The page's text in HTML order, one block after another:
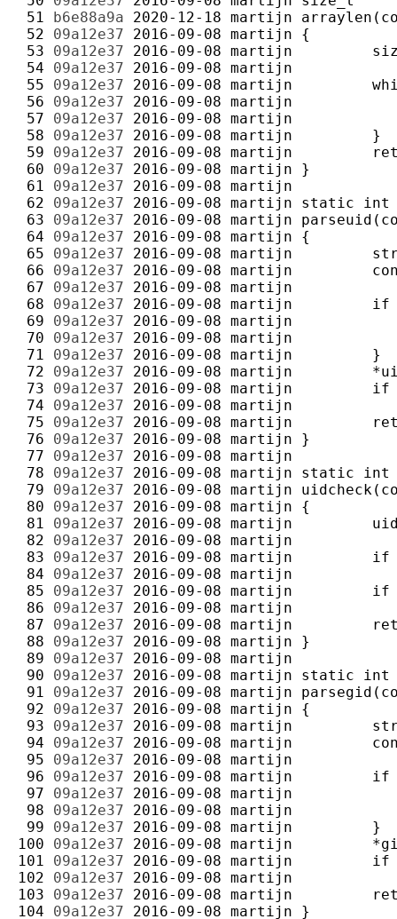
51 b6e88a9a 2020-12-18 martijn
52 09a12e37 2016-09-08 martijn
53 09a12e37 2016-09-08 martijn
54 09a12e37 2016-09-08 martijn
55 09a12e37 2016-09-08 martijn
56 09a12e37 2016-09-08 martijn
57 09a12e37 2016-09-08 martijn
58 09a12e37 2016-09-08 martijn
59 09a12e37 2016-09-08 martijn
60 09a12e37 2016-09-08 martijn
61 09a12e37 2016-09-08 martijn
62 09a12e37 2016-09-08 martijn
63 09a12e37 2016-09-08 martijn
64 09a12e37 2016-09-08 martijn
65 09a12e37 2016-09-08 martijn
66 09a12e37 2016-09-08 martijn
67 09a12e37 2016-09-08 martijn
68 09a12e37 2016-09-08 martijn
69 09a12e37 2016-09-08 martijn
70 09a12e37 2016-09-08 martijn
71 09a12e37 2016-09-08 martijn
72 09a12e37 2016-09-08 martijn
73 09a12e37 2016-09-08 martijn
74 09a12e37 2016-09-08 martijn
75 09a12e37 2016-09-08 martijn
76 09a12e37 2016-09-08 martijn
77 09a12e37 2016-09-08 martijn
78 09a12e37 2016-09-08 martijn
79 09a12e37 2016-09-08 martijn
80 09a12e37 2016-09-08 martijn
81 09a12e37 2016-09-08 martijn
82 09a12e37 2016-09-08 martijn
83 09a12e37 2016-09-08 martijn
84 09a12e37 2016-09-08 martijn
85 09a12e37 2016-09-08 martijn
86 09a12e37 2016-09-08 martijn
87 09a12e37 2016-09-08 martijn
88 09a12e37 2016-09-08 martijn
89 09a12e37 2016-09-08 martijn
90 09a12e37 2016-09-08 martijn
91 09a12e37 2016-09-08 martijn
92 09a12e37 2016-09-08 martijn
93 09a12e37 2016-09-08 martijn
94 09a12e37 2016-09-08 martijn
95 09a12e37 2016-09-08 martijn
96 09a12e37 2016-09-08 martijn
97 09a12e37 2016-09-08 martijn
98 09a12e37 2016-09-08 martijn
99 09a12e37 2016-09-08 martijn
100 09a12e37 2016-09-08 martijn
101 09a12e37 2016-09-08 martijn
102 09a12e37 2016-09-08 martijn
103 09a12e37 2016-09-08 martijn
104 09a12e37 2016-09-08 martijn